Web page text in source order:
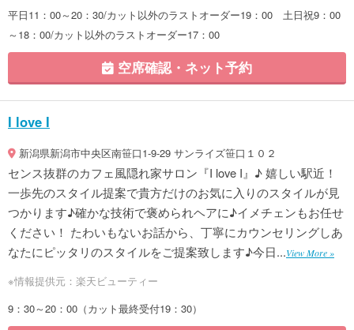
平日11：00～20：30/カット以外のラストオーダー19：00 土日祝9：00
～18：00/カット以外のラストオーダー17：00
空席確認・ネット予約
I love I
新潟県新潟市中央区南笹口1-9-29 サンライズ笹口１０２
センス抜群のカフェ風隠れ家サロン『I love I』♪ 嬉しい駅近！
一歩先のスタイル提案で貴方だけのお気に入りのスタイルが見
つかります♪確かな技術で褒められヘアに♪イメチェンもお任せ
ください！ たわいもないお話から、丁寧にカウンセリングしあ
なたにピッタリのスタイルをご提案致します♪今日...View More »
※情報提供元：楽天ビューティー
9：30～20：00（カット最終受付19：30）